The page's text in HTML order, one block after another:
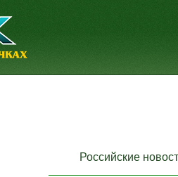
Российские